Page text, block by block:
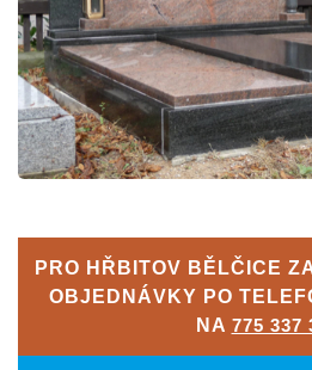
PRO HŘBITOV BĚLČICE
OBJEDNÁVKY PO
NA 775 337